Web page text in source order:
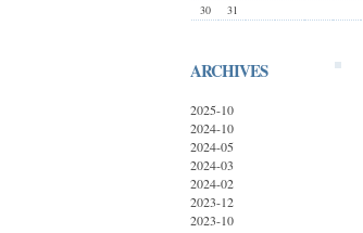
30
31
ARCHIVES
2025-10
2024-10
2024-05
2024-03
2024-02
2023-12
2023-10